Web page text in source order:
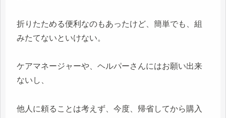
折りたためる便利なのもあったけど、簡単でも、組
みたてないといけない。
ケアマネージャーや、ヘルパーさんにはお願い出来
ないし、
他人に頼ることは考えず、今度、帰省してから購入